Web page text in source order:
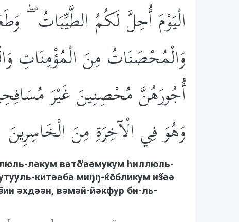
الْيَوْمَ أُحِلَّ لَكُمُ الطَّيِّبَاتُ
وَالْمُحْصَنَاتُ مِنَ الْمُؤْمِنَاتِ
أُجُورَهُنَّ مُحْصِنِينَ غَيْرَ
وَهُوَ فِي الْآخِرَةِ مِنَ الْخَاسِرِينَ
лəкум вəтō'əəмукум hиллюль-
китəəбə миŋŋ-ќōбликум из̃əə
əхдəəн, вəмəй-йəкфур би-ль-